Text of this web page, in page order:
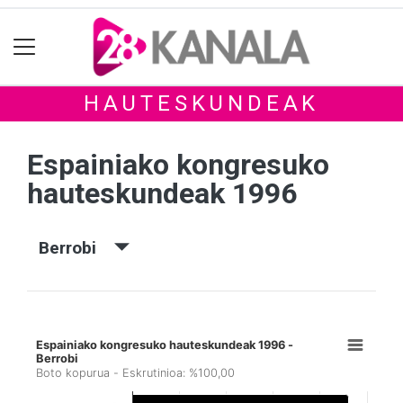
HAUTESKUNDEAK
Espainiako kongresuko
hauteskundeak 1996
Berrobi
Espainiako kongresuko hauteskundeak 1996 -
Berrobi
Boto kopurua - Eskrutinioa: %100,00